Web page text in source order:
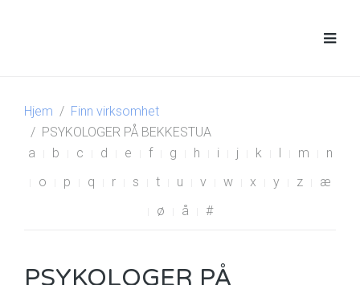
Hjem
Finn virksomhet
PSYKOLOGER PÅ BEKKESTUA
a
b c d e f g h i j k l m
n
o
p q r s t u v w x y z
æ
ø
å #
PSYKOLOGER PÅ